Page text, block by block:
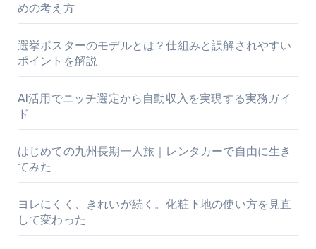
めの考え方
選挙ポスターのモデルとは？仕組みと誤解されやすい
ポイントを解説
AI活用でニッチ選定から自動収入を実現する実務ガイ
ド
はじめての九州長期一人旅｜レンタカーで自由に生き
てみた
ヨレにくく、きれいが続く。化粧下地の使い方を見直
して変わった